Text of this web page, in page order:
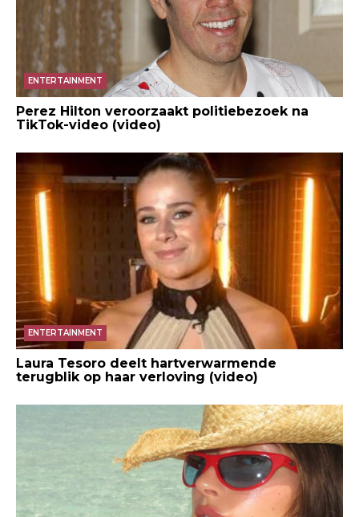
ENTERTAINMENT
Perez Hilton veroorzaakt politiebezoek na
TikTok-video (video)
ENTERTAINMENT
Laura Tesoro deelt hartverwarmende
terugblik op haar verloving (video)